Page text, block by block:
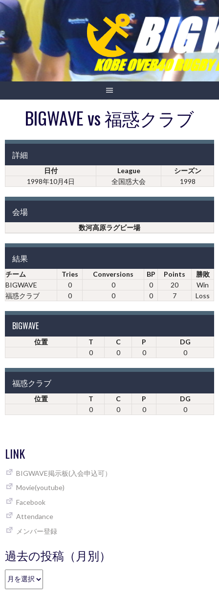
Skip
content
BIGWAVE vs 福惑クラブ
詳細
日付 League
シーズン
1998年10月4日
全国惑大会 1998
会場
数河高原ラグビー場
結果
チーム Tries Conversions BP Points
勝敗
BIGWAVE
0 0 0 20
Win
福惑クラブ
0 0 0 7 Loss
BIGWAVE
位置 T C P
DG
0
0 0 0
福惑クラブ
位置 T C P
DG
0
0 0 0
LINK
BIGWAVE掲示板(入会申込可）
Movie(youtube)
Facebook
Attendance
メンバー登録
過去の投稿（月別）
過
去